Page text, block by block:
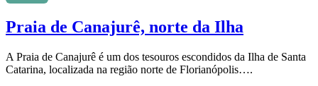
Praia de Canajurê, norte da Ilha
A Praia de Canajurê é um dos tesouros escondidos da Ilha de Santa
Catarina, localizada na região norte de Florianópolis….